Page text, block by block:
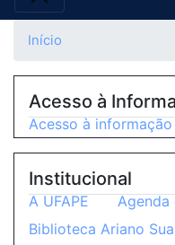
Início
Acesso à
Acesso à informação
Institucional
A UFAPE
Agenda
Biblioteca Ariano